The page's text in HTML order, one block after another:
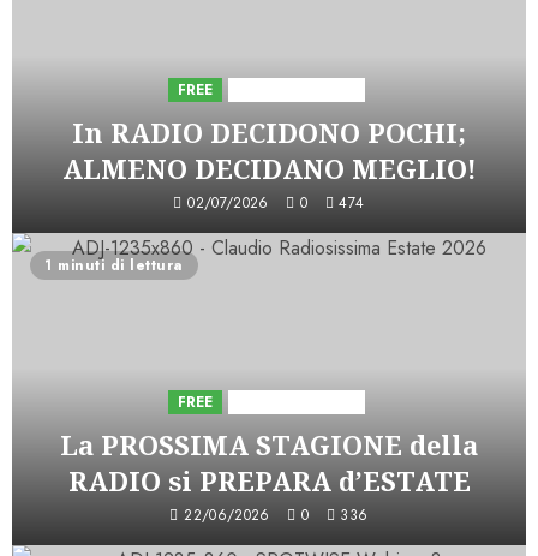
FREE
In RADIO DECIDONO POCHI;
ALMENO DECIDANO MEGLIO!
02/07/2026 0 474
1 minuti di lettura
FREE
La PROSSIMA STAGIONE della
RADIO si PREPARA d’ESTATE
22/06/2026 0 336